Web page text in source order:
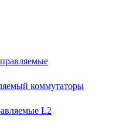
коммутаторы
L2